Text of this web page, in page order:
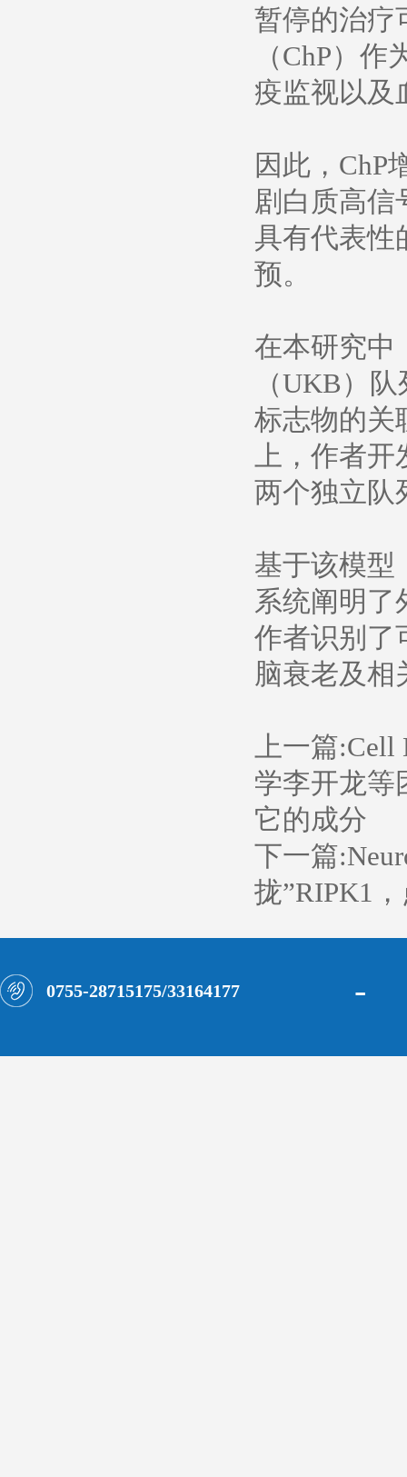
暂停的治疗
（ChP）
疫监视以及
因此，ChP
剧白质高信
具有代表性
预。
在本研究中
（UKB）
标志物的关
上，作者开
两个独立队
基于该模型
系统阐明了
作者识别了
脑衰老及相
上一篇:Cell
学李开龙等
它的成分
下一篇:
拢”RIPK1
0755-28715175/33164177 -